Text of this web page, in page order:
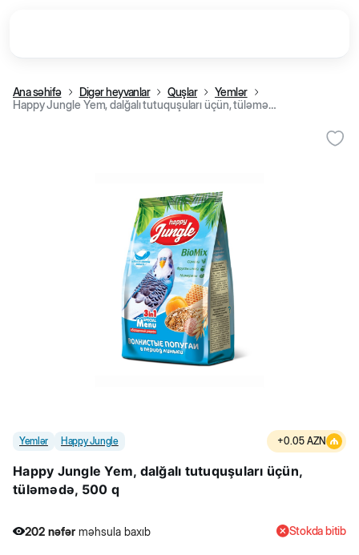
Ana səhifə Digər heyvanlar Quşlar
Yemlər
Happy Jungle Yem, dalğalı tutuquşuları üçün, tüləmədə, 500 q
Yemlər Happy Jungle +0.05 AZN
Happy Jungle Yem, dalğalı tutuquşuları üçün,
tüləmədə, 500 q
202 nəfər məhsula baxıb
Stokda bitib